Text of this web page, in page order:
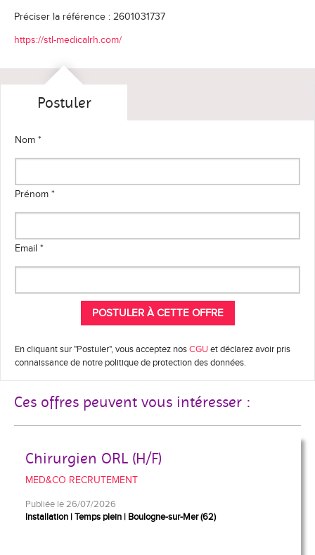
Préciser la référence : 2601031737
https://stl-medicalrh.com/
Postuler
Nom *
Prénom *
Email *
En cliquant sur "Postuler", vous acceptez nosCGU et déclarez avoir pris
connaissance de notre politique de protection des données.
Ces offres peuvent vous intéresser :
Chirurgien ORL (H/F)
MED&CO RECRUTEMENT
Publiée le 26/07/2026
Installation Temps plein Boulogne-sur-Mer (62)